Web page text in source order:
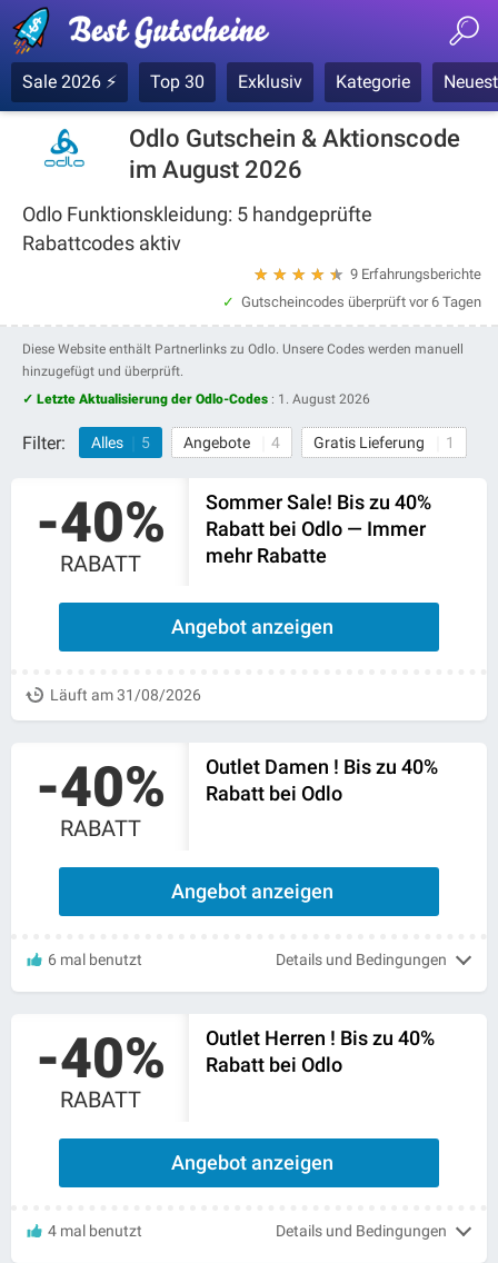
Sale 2026 ⚡ Top 30 Exklusiv Kategorie
Odlo Gutschein & Aktionscode
im August 2026
Odlo Funktionskleidung: 5 handgeprüfte
Rabattcodes aktiv
9 Erfahrungsberichte
★
★
★
★
★
Gutscheincodes überprüft vor 6 Tagen
Diese Website enthält Partnerlinks zu Odlo. Unsere Codes werden manuell
hinzugefügt und überprüft.
✓ Letzte Aktualisierung der Odlo-Codes : 1. August 2026
Filter: Alles 5 Angebote 4 Gratis Lieferung 1
-40%
RABATT
Sommer Sale! Bis zu 40%
Rabatt bei Odlo — Immer
mehr Rabatte
Angebot anzeigen
Läuft am 31/08/2026
-40%
RABATT
Outlet Damen ! Bis zu 40%
Rabatt bei Odlo
Angebot anzeigen
6 mal benutzt Details und Bedingungen
-40%
RABATT
Outlet Herren ! Bis zu 40%
Rabatt bei Odlo
Angebot anzeigen
4 mal benutzt Details und Bedingungen